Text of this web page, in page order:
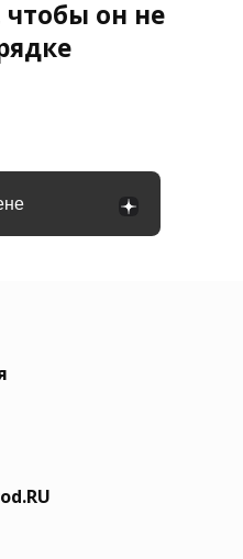
он не